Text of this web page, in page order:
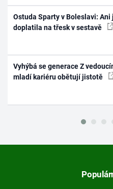
Ostuda Sparty v Boleslavi:
doplatila na třesk v sestavě
Vyhýbá se generace Z
mladí kariéru obětují jistotě